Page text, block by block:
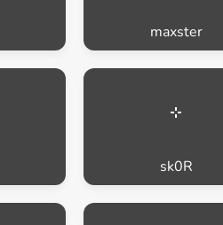
maxster
sk0R